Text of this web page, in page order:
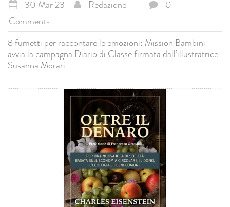
30 Mar 23 Redazione
0
Comments
8 fumetti per raccontare le emozioni: Mission Bambini
avvia la campagna Diario di Classe firmata dall’illustratrice
Susanna Morari. ...